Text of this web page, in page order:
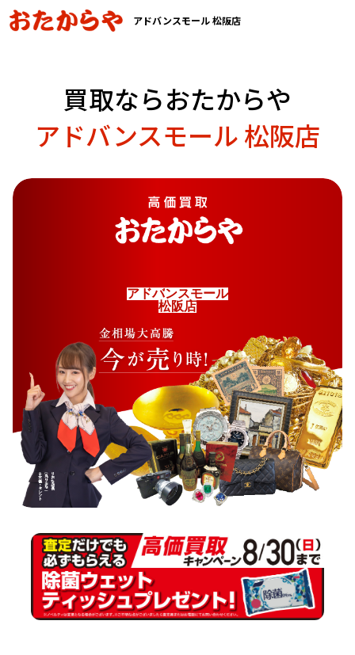
アドバンスモール 松阪店
買取ならおたからや
アドバンスモール 松阪店
ア ドバンスモール
松阪店